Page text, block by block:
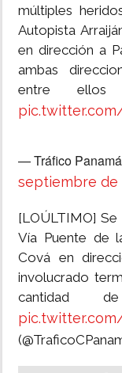
múltiples
Autopista
en dirección a
ambas
entre
— Tráfico
septiembre de
[LOÚLTIMO]
Vía Puente de
Cová en
involucrado
cantidad